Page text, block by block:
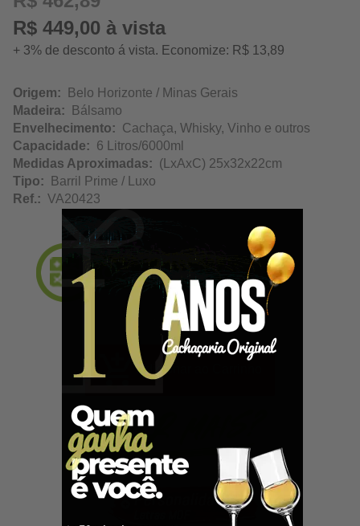
R$ 449,00 à vista
+ 3% de desconto á vista. Economize: R$ 13,89
Origem: Belo Horizonte / Minas Gerais
Madeira: Bálsamo
Envelhecimento: Cachaça, Whisky, Vinho e outros
Capacidade: 6 Litros/6000ml
Medidas Aproximadas: (LxAxC) 25x32x22cm
Tipo: Barril Prime / Luxo
Ref.: VA20423
Adicionar ao Carrinho